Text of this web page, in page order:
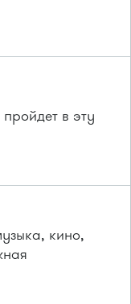
в эту
кино,